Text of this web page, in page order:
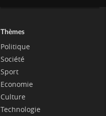
Thèmes
Politique
Société
Sport
Economie
Culture
Technologie